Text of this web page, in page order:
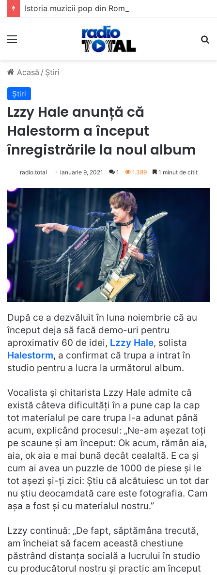
Meniu
Acasă / Știri
Știri
Lzzy Hale anunță că
Halestorm a început
înregistrările la noul album
radio.total ianuarie 9, 2021 1 1.389 1 minut de citit
După ce a dezvăluit în luna noiembrie că au
început deja să facă demo-uri pentru
aproximativ 60 de idei, Lzzy Hale, solista
Halestorm, a confirmat că trupa a intrat în
studio pentru a lucra la următorul album.
Vocalista și chitarista Lzzy Hale admite că
există câteva dificultăți în a pune cap la cap
tot materialul pe care trupa l-a adunat până
acum, explicând procesul: „Ne-am așezat toți
pe scaune și am început: Ok acum, rămân aia,
aia, ok aia e mai bună decât cealaltă. E ca și
cum ai avea un puzzle de 1000 de piese și le
tot așezi și-ți zici: Știu că alcătuiesc un tot dar
nu știu deocamdată care este fotografia. Cam
așa a fost și cu materialul nostru.”
Lzzy continuă: „De fapt, săptămâna trecută,
am încheiat să facem această chestiune
păstrând distanța socială a lucrului în studio
cu producătorul nostru și practic am început